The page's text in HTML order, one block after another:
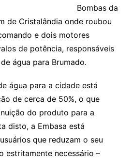
Bombas da
de Cristalândia onde roubou
e dois motores
de potência, responsáveis
água para Brumado.
água para a cidade está
de cerca de 50%, o que
do produto para a
disto, a Embasa está
que reduzam o seu
estritamente necessário –